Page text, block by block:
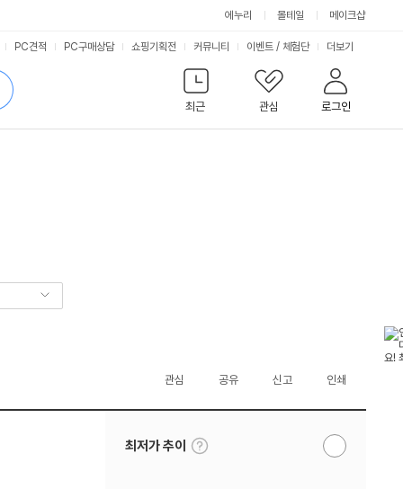
에누리 몰테일 메이크샵
최근
관심 로그인
PC견적 PC구매상담 쇼핑기획전 커뮤니티 이벤트 / 체험단 서
비
스
더보기
관심 공유 신고 인쇄
최저가 추이
툴
팁
알